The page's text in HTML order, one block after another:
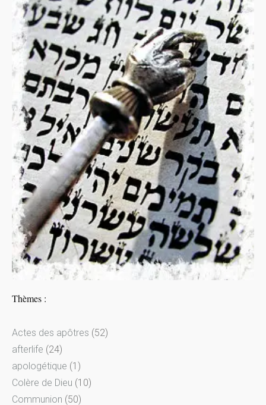
Thèmes :
Actes des apôtres (52)
afterlife (24)
apologétique (1)
Colère de Dieu (10)
Communion (50)